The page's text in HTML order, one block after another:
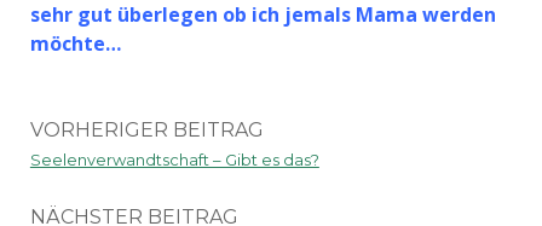
sehr gut überlegen ob ich jemals Mama werden
möchte…
VORHERIGER BEITRAG
Seelenverwandtschaft – Gibt es das?
NÄCHSTER BEITRAG